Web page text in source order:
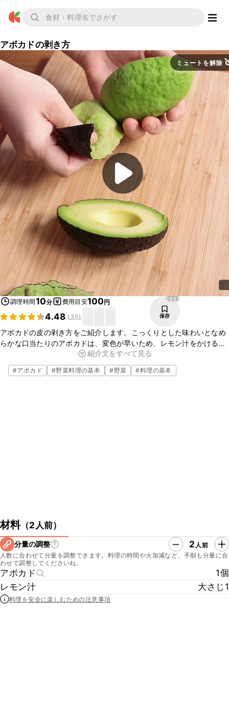
アボカドの剥き方
ミュートを解除
調理時間10分 費用目安100円
4.48 ( 35)
2035
保存
アボカドの皮の剥き方をご紹介します。こっくりとした味わいとなめ
らかな口当たりのアボカドは、変色が早いため、レモン汁をかけるこ
とで綺麗な淡い緑色が保たれます。レモンの香りと酸味を生かしてサ
ラダやカルパッチョなどに合いますし、揚げ物やグラタンなども美味
しくお作りいただけますよ。丁寧に剥くことで、無駄なくアボカドを
紹介文をすべて見る
#アボカド #野菜料理の基本 #野菜 #料理の基本
材料（2人前）
分量の調整 2 人前
人数に合わせて分量を調整できます。料理の時間や火加減など、手順も分量に合
わせて調整してくださいね。
アボカド
1個
レモン汁
大さじ1
料理を安全に楽しむための注意事項